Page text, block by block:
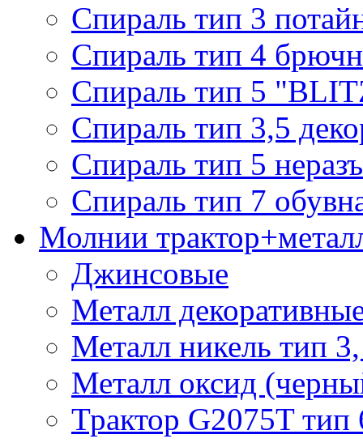
Спираль тип 3
Спираль тип 4
Спираль тип 5
Спираль тип 3,5
Спираль тип 5
Спираль тип 7
Молнии
Джинсовые
Металл
Металл никель тип
Металл оксид
Трактор G2075T тип